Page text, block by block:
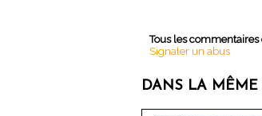
Tous les
Signaler un abus
DANS LA MÊME